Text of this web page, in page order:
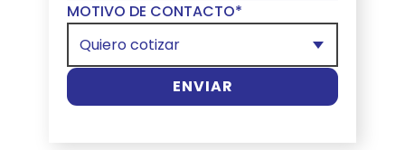
MOTIVO DE CONTACTO*
ENVIAR